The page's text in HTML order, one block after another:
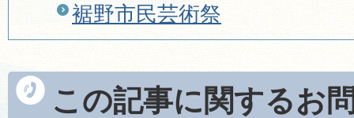
裾野市民芸術祭
この記事に関するお